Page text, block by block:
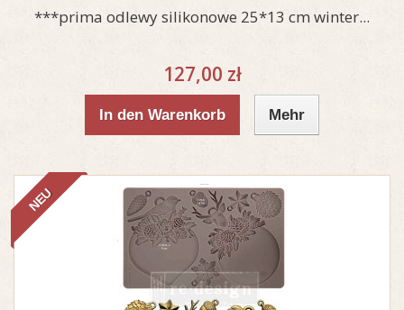
***prima odlewy silikonowe 25*13 cm winter...
127,00 zł
In den Warenkorb Mehr
NEU